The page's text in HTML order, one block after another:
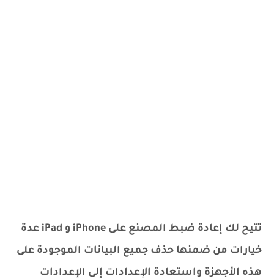
تتيح لك إعادة ضبط المصنع على iPhone و iPad عدة
خيارات من ضمنها حذف جميع البيانات الموجودة على
هذه الأجهزة واستعادة الإعدادات إلى الإعدادات